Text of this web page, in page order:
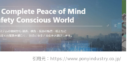
引用元：https://www.ponyindustry.co.jp/